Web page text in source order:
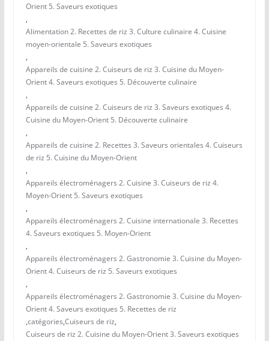
Orient 5. Saveurs exotiques
,
Alimentation 2. Recettes de riz 3. Culture culinaire 4. Cuisine
moyen-orientale 5. Saveurs exotiques
,
Appareils de cuisine 2. Cuiseurs de riz 3. Cuisine du Moyen-
Orient 4. Saveurs exotiques 5. Découverte culinaire
,
Appareils de cuisine 2. Cuiseurs de riz 3. Saveurs exotiques 4.
Cuisine du Moyen-Orient 5. Découverte culinaire
,
Appareils de cuisine 2. Recettes 3. Saveurs orientales 4. Cuiseurs
de riz 5. Cuisine du Moyen-Orient
,
Appareils électroménagers 2. Cuisine 3. Cuiseurs de riz 4.
Moyen-Orient 5. Saveurs exotiques
,
Appareils électroménagers 2. Cuisine internationale 3. Recettes
4. Saveurs exotiques 5. Moyen-Orient
,
Appareils électroménagers 2. Gastronomie 3. Cuisine du Moyen-
Orient 4. Cuiseurs de riz 5. Saveurs exotiques
,
Appareils électroménagers 2. Gastronomie 3. Cuisine du Moyen-
Orient 4. Saveurs exotiques 5. Recettes de riz
,catégories,Cuiseurs de riz,
Cuiseurs de riz 2. Cuisine du Moyen-Orient 3. Saveurs exotiques